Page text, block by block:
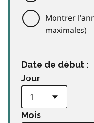
Montrer
maximales)
Date de début :
Jour
Mois